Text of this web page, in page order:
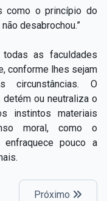
como o princípio do
desabrochou.”
as faculdades
conforme lhes sejam
circunstâncias. O
ou neutraliza o
instintos materiais
moral, como o
pouco a
Próximo